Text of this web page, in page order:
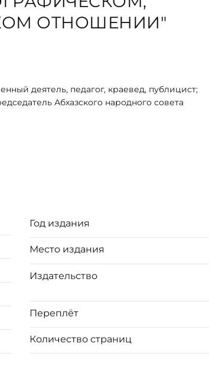
ОТНОШЕНИИ"
деятель, педагог, краевед, публицист;
Абхазского народного совета
Год издания
Место издания
Издательство
Переплёт
Количество страниц